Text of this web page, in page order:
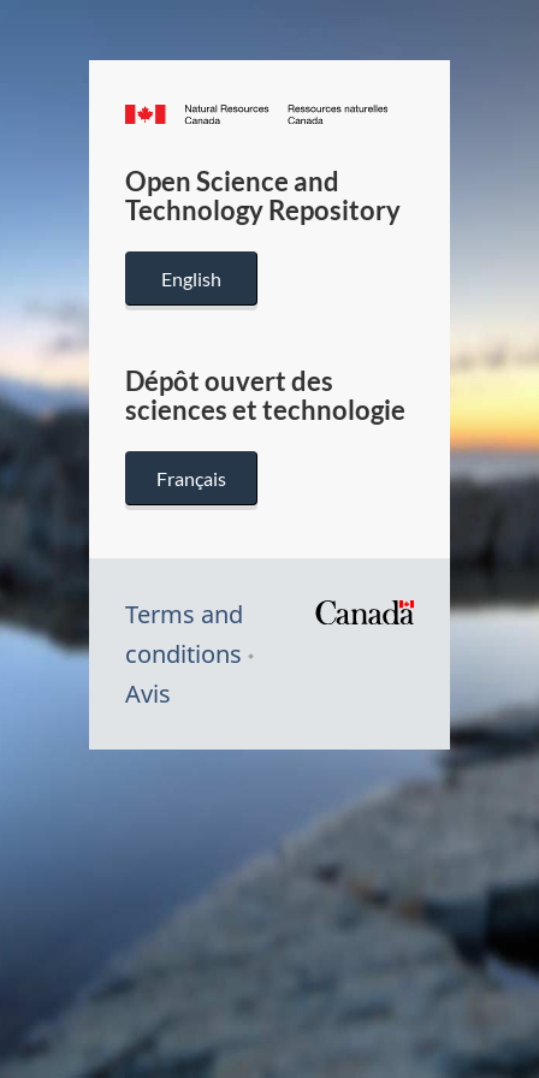
Canada.ca
/
Canada
Open Science and
Technology Repository
English
Dépôt ouvert des
sciences et technologie
Français
Terms and
conditions
Avis
du